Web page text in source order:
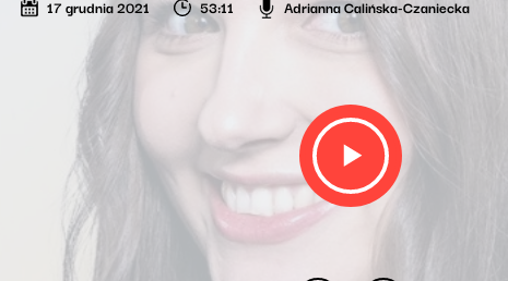
17 grudnia 2021 53:11 Adrianna Calińska-Czaniecka